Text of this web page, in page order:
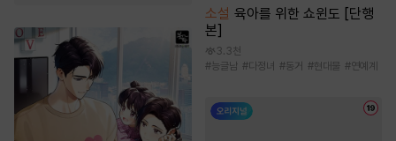
소설 육아를 위한 쇼윈도 [단행
본]
3.3천
#능글남 #다정녀 #동거 #현대물 #연예계